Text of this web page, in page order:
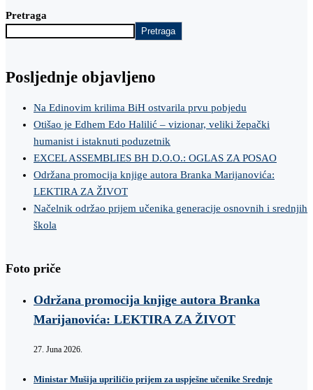
Pretraga
Pretraga
Posljednje objavljeno
Na Edinovim krilima BiH ostvarila prvu pobjedu
Otišao je Edhem Edo Halilić – vizionar, veliki žepački
humanist i istaknuti poduzetnik
EXCEL ASSEMBLIES BH D.O.O.: OGLAS ZA POSAO
Održana promocija knjige autora Branka Marijanovića:
LEKTIRA ZA ŽIVOT
Načelnik održao prijem učenika generacije osnovnih i srednjih
škola
Foto priče
Održana promocija knjige autora Branka
Marijanovića: LEKTIRA ZA ŽIVOT
27. Juna 2026.
Ministar Mušija upriličio prijem za uspješne učenike Srednje